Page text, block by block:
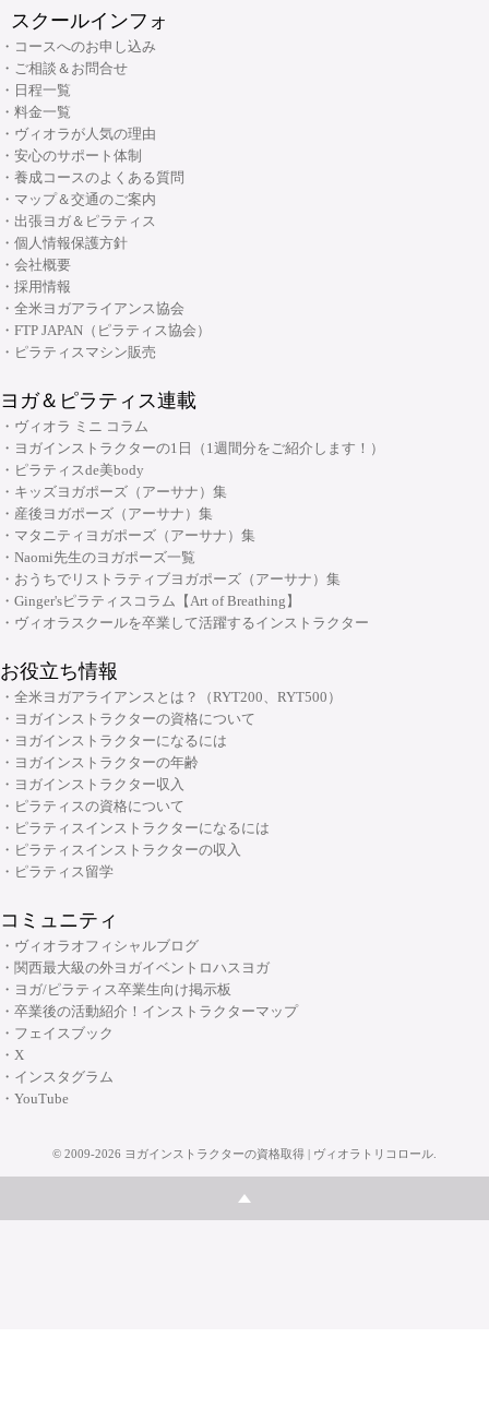
(大阪市・本町)
大阪府大阪市中央区安土町3丁目2番4号 JUST本町ビル5F
TEL: 06-6926-8422
リフォーマースタジオ
大阪府大阪市中央区安土町2-5-5 本町明大ビル3F
TEL: 06-6926-8422
・リフォーマーLevel2 インストラクター資格コース
・Tower インストラクター資格コース
・Basic Chair インストラクター資格コース
・ブラッシュアップセミナー
・リフォーマーブラッシュアップセミナー
・産後ピラティス インストラクターコース
・シニアピラティス インストラクターコース
・ピラティス解剖学インストラクター資格コース
・ピラティス解剖学【足部編】インストラクター資格コース
・骨盤底筋群機能改善インストラクター資格コース
・ピラティス プロップスコース
・ピラティスリング指導者養成コース
・キッズヨガ インストラクターコース
・産後ヨガ インストラクターコース
・シニアヨガ インストラクターコース
・アシュタンガヨガ イマージョンコース
・呼吸と瞑想コース
・リストラティブメソッド養成コース
・ヨーガ哲学コース
・リンパマッサージコース
・ヨガ解剖学コース
・アーユルヴェーダを知る
・アーユルヴェーダを深める
プコース
・ヨガ指導者向け：個人プログラミングコース～症例別・目的別プログラ
ムの組み方～
・ヨガ指導者向け：アジャストメント＆モディフィケーションスキルアッ
プコース
・メンタルケアヨガ(心のためのヨガ)指導者養成コース
チャクラ講座
顔筋調整ヨガ養成指導者コース
スクールインフォ
・コースへのお申し込み
・ご相談＆お問合せ
・日程一覧
・料金一覧
・ヴィオラが人気の理由
・安心のサポート体制
・養成コースのよくある質問
・マップ＆交通のご案内
・出張ヨガ＆ピラティス
・個人情報保護方針
・会社概要
・採用情報
・全米ヨガアライアンス協会
・FTP JAPAN（ピラティス協会）
・ピラティスマシン販売
ヨガ＆ピラティス連載
・ヴィオラ ミニ コラム
・ヨガインストラクターの1日（1週間分をご紹介します！）
・ピラティスde美body
・キッズヨガポーズ（アーサナ）集
・産後ヨガポーズ（アーサナ）集
・マタニティヨガポーズ（アーサナ）集
・Naomi先生のヨガポーズ一覧
・おうちでリストラティブヨガポーズ（アーサナ）集
・Ginger'sピラティスコラム【Art of Breathing】
・ヴィオラスクールを卒業して活躍するインストラクター
お役立ち情報
・全米ヨガアライアンスとは？（RYT200、RYT500）
・ヨガインストラクターの資格について
・ヨガインストラクターになるには
・ヨガインストラクターの年齢
・ヨガインストラクター収入
・ピラティスの資格について
・ピラティスインストラクターになるには
・ピラティスインストラクターの収入
・ピラティス留学
コミュニティ
・ヴィオラオフィシャルブログ
・関西最大級の外ヨガイベントロハスヨガ
・ヨガ/ピラティス卒業生向け掲示板
・卒業後の活動紹介！インストラクターマップ
・フェイスブック
・X
・インスタグラム
・YouTube
© 2009-2026 ヨガインストラクターの資格取得 | ヴィオラトリコロール